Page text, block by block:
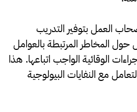
العمل بتوفير التدريب
حول المخاطر المرتبطة بالعوامل
الوقائية الواجب اتباعها. هذا
مع النفايات البيولوجية